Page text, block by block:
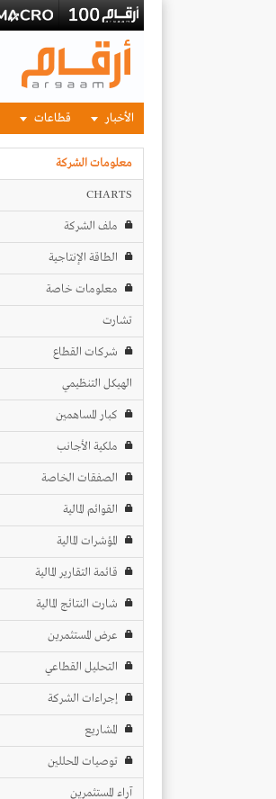
الأخبار قطاعات
معلومات الشركة
CHARTS
ملف الشركة
الطاقة الإنتاجية
معلومات خاصة
تشارت
شركات القطاع
الهيكل التنظيمي
كبار المساهمين
ملكية الأجانب
الصفقات الخاصة
القوائم المالية
المؤشرات المالية
قائمة التقارير المالية
شارت النتائج المالية
عرض المستثمرين
التحليل القطاعي
إجراءات الشركة
المشاريع
توصيات المحللين
آراء المستثمرين